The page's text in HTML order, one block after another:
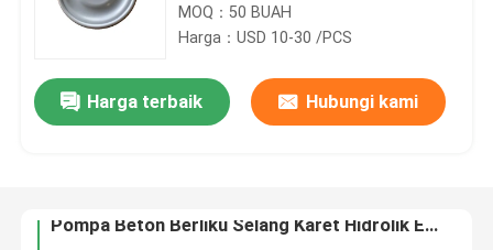
Tentang Kami
MOQ：50 BUAH
Harga：USD 10-30 /PCS
Harga terbaik Hubungi kami
Selang Fleksibel Logam Lapis Baja Dengan Ketebalan Flange 3-12mm